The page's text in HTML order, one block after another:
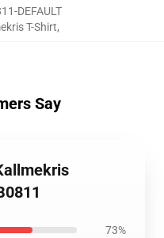
DEFAULT
T-Shirt,
Say
73%